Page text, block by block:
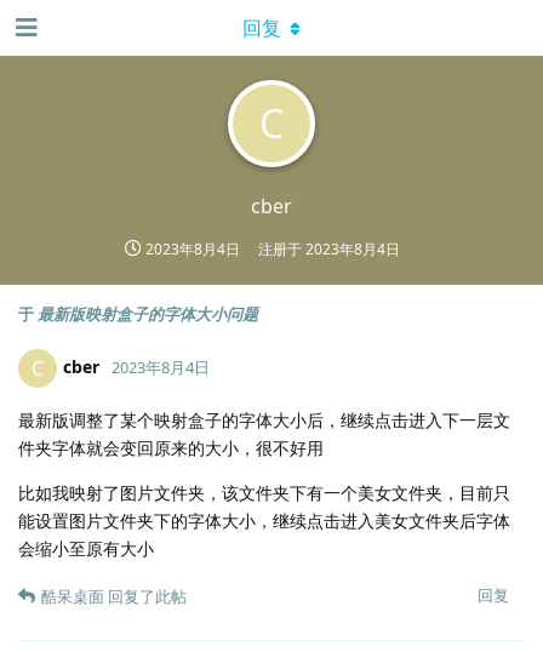
C
cber
2023年8月4日 注册于2023年8月4日
回复
于最新版映射盒子的字体大小问题
C cber 2023年8月4日
最新版调整了某个映射盒子的字体大小后，继续点击进入下一层文
件夹字体就会变回原来的大小，很不好用
比如我映射了图片文件夹，该文件夹下有一个美女文件夹，目前只
能设置图片文件夹下的字体大小，继续点击进入美女文件夹后字体
会缩小至原有大小
回复
酷呆桌面 回复了此帖